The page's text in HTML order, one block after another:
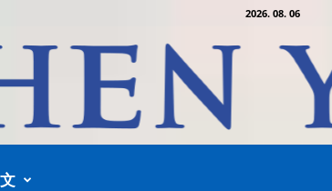
2026. 08. 06